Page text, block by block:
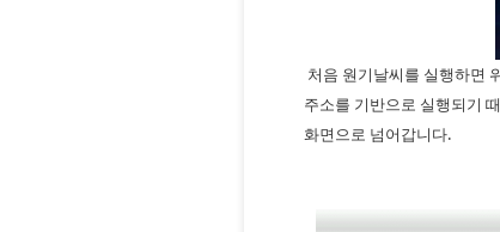
처음 원기날씨를 실행하면
주소를 기반으로 실행되기
화면으로 넘어갑니다.